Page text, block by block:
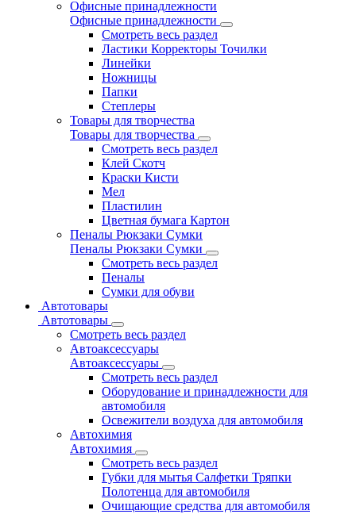
Офисные принадлежности
Офисные принадлежности
Смотреть весь раздел
Ластики Корректоры Точилки
Линейки
Ножницы
Папки
Степлеры
Товары для творчества
Товары для творчества
Смотреть весь раздел
Клей Скотч
Краски Кисти
Мел
Пластилин
Цветная бумага Картон
Пеналы Рюкзаки Сумки
Пеналы Рюкзаки Сумки
Смотреть весь раздел
Пеналы
Сумки для обуви
Автотовары
Автотовары
Смотреть весь раздел
Автоаксессуары
Автоаксессуары
Смотреть весь раздел
Оборудование и принадлежности для
автомобиля
Освежители воздуха для автомобиля
Автохимия
Автохимия
Смотреть весь раздел
Губки для мытья Салфетки Тряпки
Полотенца для автомобиля
Очищающие средства для автомобиля